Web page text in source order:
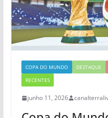
COPA DO MUNDO DESTAQUE
RECENTES
junho 11, 2026